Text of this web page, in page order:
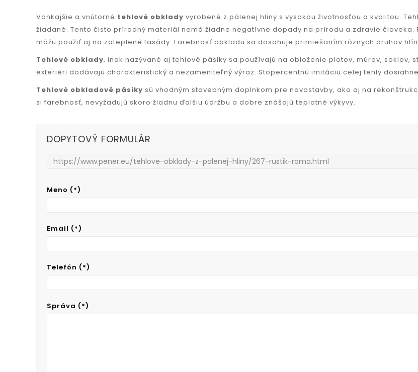
Vonkajšie a vnútorné tehlové obklady vyrobené z pálenej hliny s vysokou životnosťou a kvalitou.
žiadané. Tento čisto prírodný materiál nemá žiadne negatívne dopady na prírodu a zdravie
môžu použiť aj na zateplené fasády. Farebnosť obkladu sa dosahuje primiešaním rôznych druhov
Tehlové obklady, inak nazývané aj tehlové pásiky sa používajú na obloženie plotov, múrov, soklov,
exteriéri dodávajú charakteristický a nezameniteľný výraz. Stopercentnú imitáciu celej tehly
Tehlové obkladové pásiky sú vhodným stavebným doplnkom pre novostavby, ako aj na
si farebnosť, nevyžadujú skoro žiadnu ďalšiu údržbu a dobre znášajú teplotné výkyvy.
DOPYTOVÝ FORMULÁR
Meno (*)
Email (*)
Telefón (*)
Správa (*)